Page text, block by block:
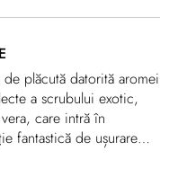
plăcută datorită aromei
a scrubului exotic,
care intră în
fantastică de ușurare
iar apa aromată de